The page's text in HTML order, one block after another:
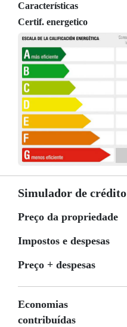
Características
Certif. energetico
Simulador de crédito
Preço da propriedade
Impostos e despesas
Preço + despesas
Economias
contribuídas